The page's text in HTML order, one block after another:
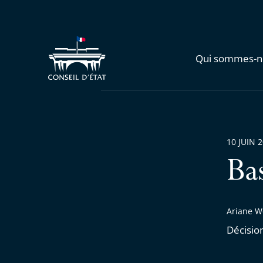
Qui sommes-
Ariane
10 JUIN